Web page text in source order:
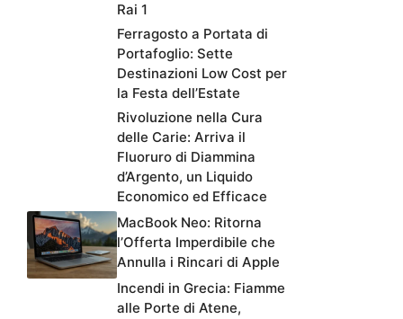
Rai 1
Ferragosto a Portata di
Portafoglio: Sette
Destinazioni Low Cost per
la Festa dell’Estate
Rivoluzione nella Cura
delle Carie: Arriva il
Fluoruro di Diammina
d’Argento, un Liquido
Economico ed Efficace
MacBook Neo: Ritorna
l’Offerta Imperdibile che
Annulla i Rincari di Apple
Incendi in Grecia: Fiamme
alle Porte di Atene,